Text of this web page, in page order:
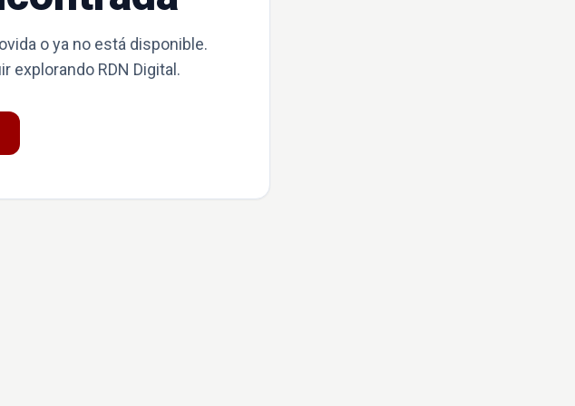
o ya no está disponible.
explorando RDN Digital.